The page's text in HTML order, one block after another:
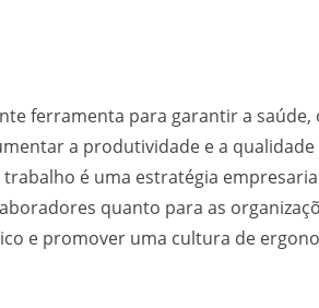
ferramenta para garantir a saúde,
a produtividade e a
é uma estratégia
quanto para as
e promover uma cultura de